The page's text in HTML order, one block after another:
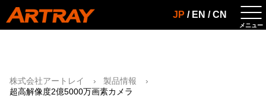
JP / EN /CN
株式会社アートレイ
製品情報
超高解像度2億5000万画素カメラ